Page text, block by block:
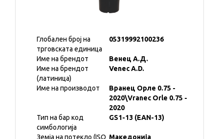
Глобален број на
трговската единица
05319992100236
Име на брендот
Венец А.Д.
Име на брендот
(латиница)
Venec A.D.
Име на производот
Вранец Орле 0.75 -
2020\Vranec Orle 0.75 -
2020
Тип на бар код
симбологија
GS1-13 (EAN-13)
Земја на потекло (ISO Македонија